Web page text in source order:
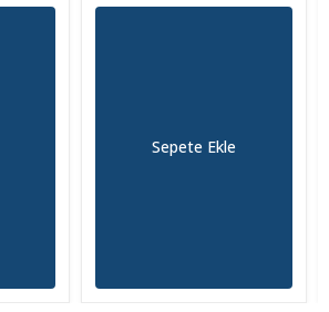
Sepete Ekle